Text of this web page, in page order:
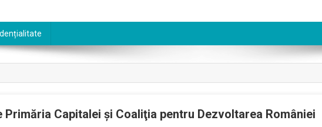
Capitalei şi Coaliţia pentru Dezvoltarea României